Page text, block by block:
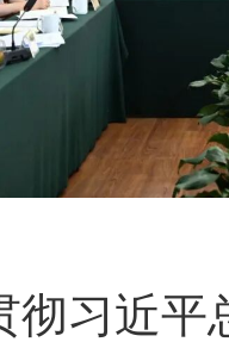
彻习近平